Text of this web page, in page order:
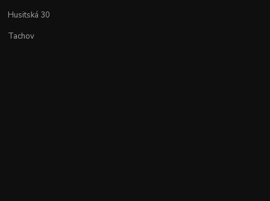
Husitská 30
Tachov